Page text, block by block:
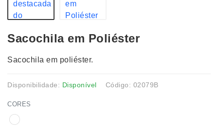
Sacochila em Poliéster
Sacochila em poliéster.
Disponibilidade: Disponível Código: 02079B
CORES